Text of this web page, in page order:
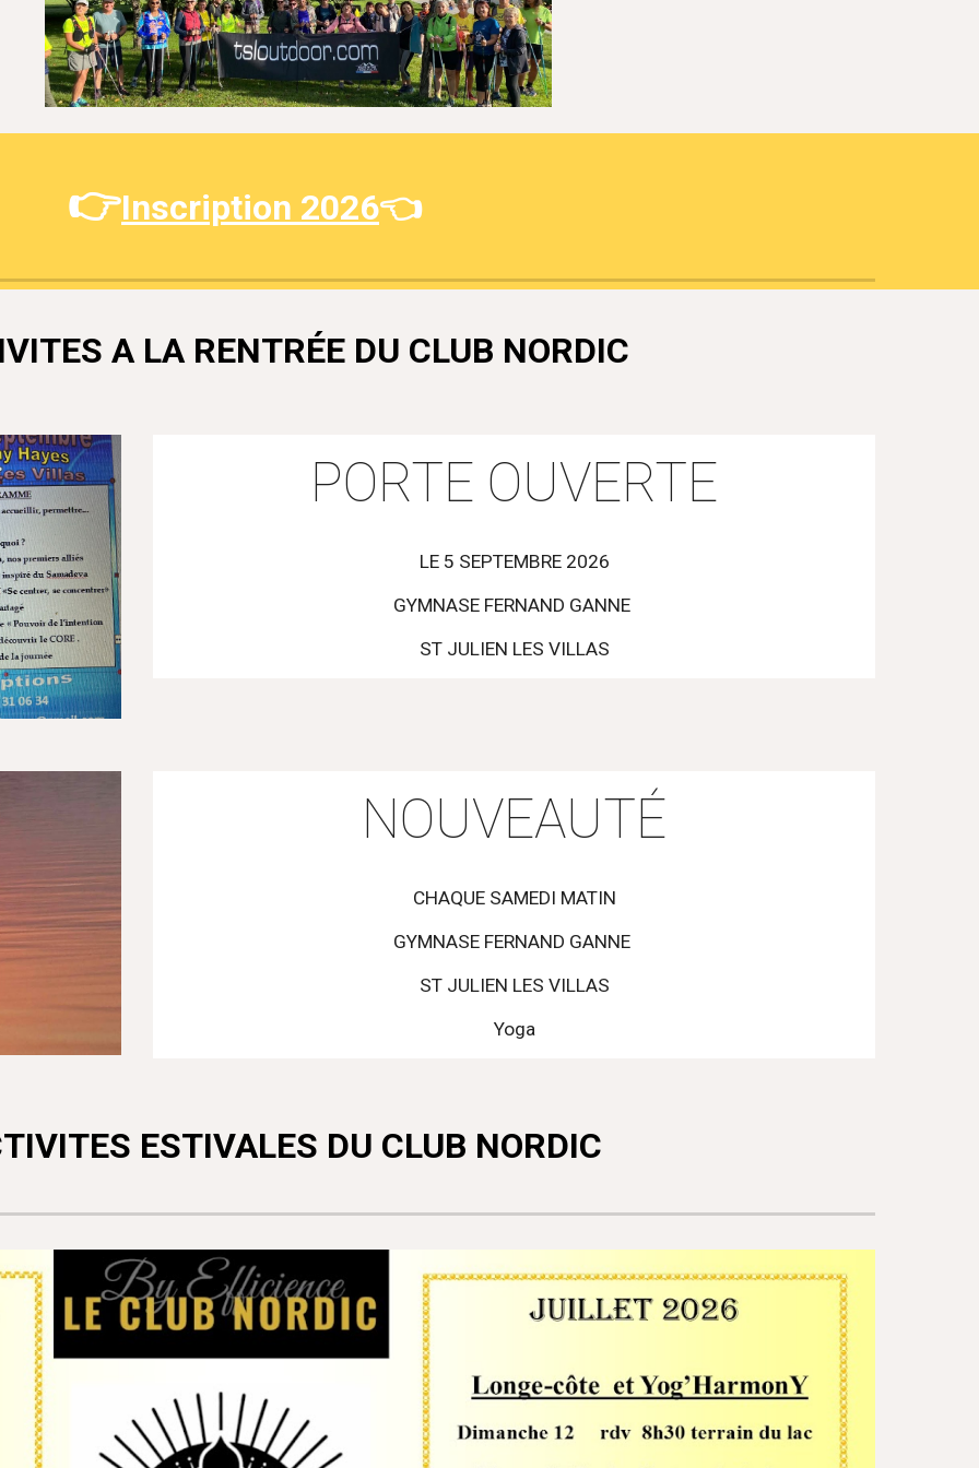
👉Inscription 2026👈
A LA RENTRÉE DU CLUB NORDIC
PORTE OUVERTE
LE 5 SEPTEMBRE 2026
GYMNASE FERNAND GANNE
ST JULIEN LES VILLAS
NOUVEAUTÉ
CHAQUE SAMEDI MATIN
GYMNASE FERNAND GANNE
ST JULIEN LES VILLAS
Yoga
ESTIVALES DU CLUB NORDIC